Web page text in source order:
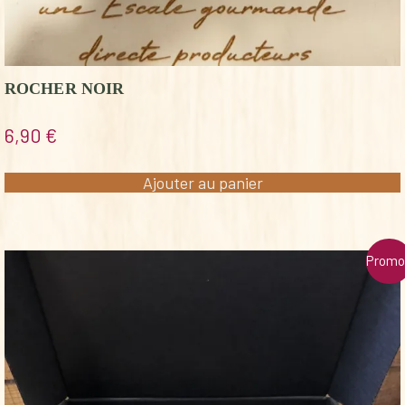
ROCHER NOIR
6,90 €
Ajouter au panier